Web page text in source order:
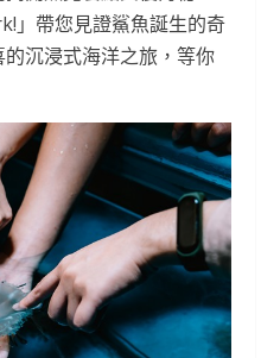
」帶您見證鯊魚誕生的奇
沉浸式海洋之旅，等你